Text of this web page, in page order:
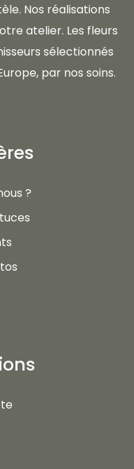
Nos réalisations
atelier. Les fleurs
sélectionnés
par nos soins.
?